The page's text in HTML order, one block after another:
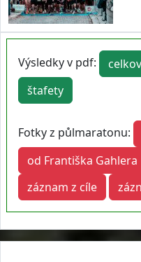
Výsledky v pdf:
štafety
Fotky z půlmaratonu:
od Františka Gahlera
záznam z cíle